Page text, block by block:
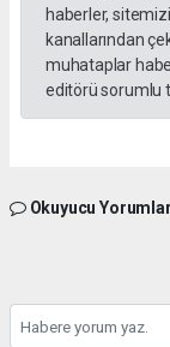
haberler,
kanallarından
muhataplar
editörü sorumlu
Okuyucu